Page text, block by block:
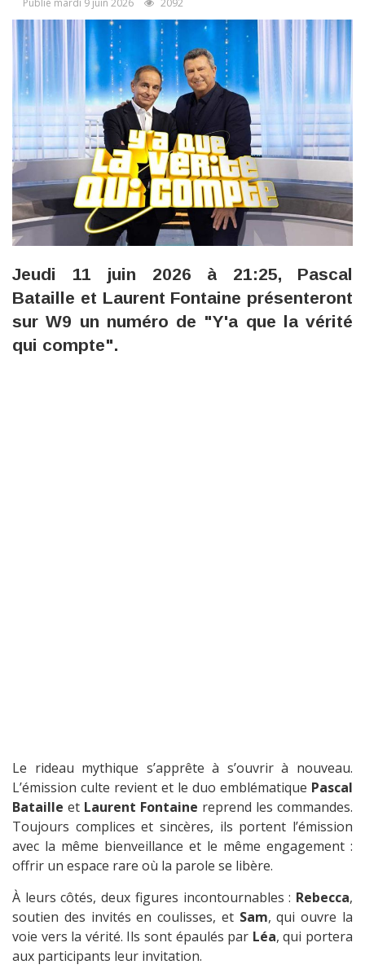
Publié mardi 9 juin 2026 2092
Jeudi 11 juin 2026 à 21:25, Pascal
Bataille et Laurent Fontaine présenteront
sur W9 un numéro de "Y'a que la vérité
qui compte".
Le rideau mythique s’apprête à s’ouvrir à nouveau.
L’émission culte revient et le duo emblématique Pascal
Bataille et Laurent Fontaine reprend les commandes.
Toujours complices et sincères, ils portent l’émission
avec la même bienveillance et le même engagement :
offrir un espace rare où la parole se libère.
À leurs côtés, deux figures incontournables : Rebecca,
soutien des invités en coulisses, et Sam, qui ouvre la
voie vers la vérité. Ils sont épaulés par Léa, qui portera
aux participants leur invitation.